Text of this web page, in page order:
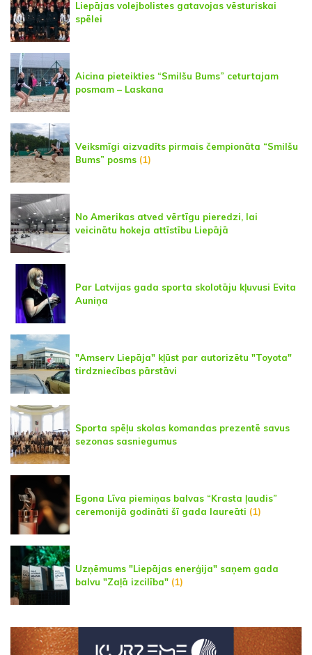
Liepājas volejbolistes gatavojas vēsturiskai
spēlei
Aicina pieteikties “Smilšu Bums” ceturtajam
posmam – Laskana
Veiksmīgi aizvadīts pirmais čempionāta “Smilšu
Bums” posms (1)
No Amerikas atved vērtīgu pieredzi, lai
veicinātu hokeja attīstību Liepājā
Par Latvijas gada sporta skolotāju kļuvusi Evita
Auniņa
"Amserv Liepāja" kļūst par autorizētu "Toyota"
tirdzniecības pārstāvi
Sporta spēļu skolas komandas prezentē savus
sezonas sasniegumus
Egona Līva piemiņas balvas “Krasta ļaudis”
ceremonijā godināti šī gada laureāti (1)
Uzņēmums "Liepājas enerģija" saņem gada
balvu "Zaļā izcilība" (1)